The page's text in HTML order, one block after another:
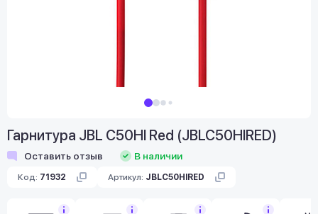
Гарнитура JBL C50HI Red (JBLC50HIRED)
Оставить отзыв В наличии
Код: 71932 Артикул: JBLC50HIRED